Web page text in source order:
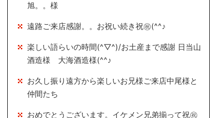
旭。。様
遠路ご来店感謝。。お祝い続き祝㊗(^^♪
楽しい語らいの時間(^▽^)/お土産まで感謝 日当山
酒造様 大海酒造様(^^♪
お久し振り遠方から楽しいお兄様ご来店中尾様と
仲間たち
おめでとうございます。イケメン兄弟揃って祝㊗